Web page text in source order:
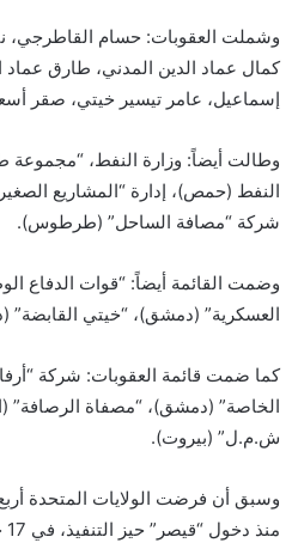
وشملت العقوبات: حسام القاطرجي،
كمال عماد الدين المدني، طارق
إسماعيل، عامر تيسير خيتي، صقر
وطالت أيضاً: وزارة النفط،
النفط (حمص)، إدارة “المشاريع
شركة “مصافة الساحل” (طرطوس).
وضمت القائمة أيضاً: “قوات الدفاع
العسكرية” (دمشق)، “خيتي
كما ضمت قائمة العقوبات: شركة
الخاصة” (دمشق)، “مصفاة الرصافة”
ش.م.ل” (بيروت).
وسبق أن فرضت الولايات المتحدة
منذ دخول “قيصر” حيز التنفيذ، في 17 حزيران الماضي.